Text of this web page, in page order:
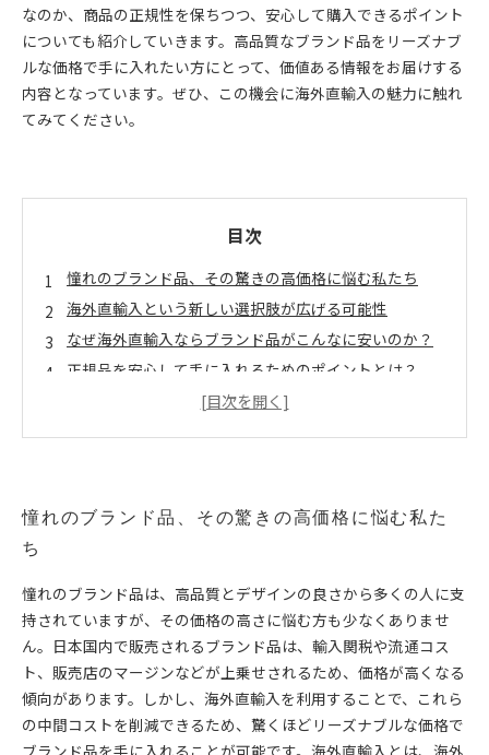
なのか、商品の正規性を保ちつつ、安心して購入できるポイント
についても紹介していきます。高品質なブランド品をリーズナブ
ルな価格で手に入れたい方にとって、価値ある情報をお届けする
内容となっています。ぜひ、この機会に海外直輸入の魅力に触れ
てみてください。
目次
憧れのブランド品、その驚きの高価格に悩む私たち
海外直輸入という新しい選択肢が広げる可能性
なぜ海外直輸入ならブランド品がこんなに安いのか？
正規品を安心して手に入れるためのポイントとは？
実際に海外直輸入で手に入れたブランド品の感動体験
憧れのブランド品、その驚きの高価格に悩む私た
ち
憧れのブランド品は、高品質とデザインの良さから多くの人に支
持されていますが、その価格の高さに悩む方も少なくありませ
ん。日本国内で販売されるブランド品は、輸入関税や流通コス
ト、販売店のマージンなどが上乗せされるため、価格が高くなる
傾向があります。しかし、海外直輸入を利用することで、これら
の中間コストを削減できるため、驚くほどリーズナブルな価格で
ブランド品を手に入れることが可能です。海外直輸入とは、海外